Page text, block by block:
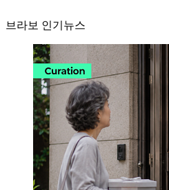
브라보 인기뉴스